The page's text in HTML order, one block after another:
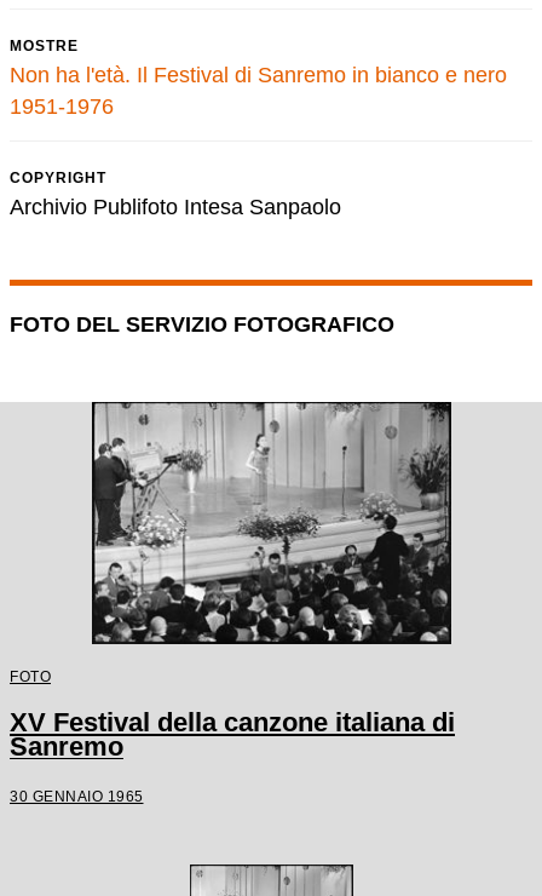
MOSTRE
Non ha l'età. Il Festival di Sanremo in bianco e nero
1951-1976
COPYRIGHT
Archivio Publifoto Intesa Sanpaolo
FOTO DEL SERVIZIO FOTOGRAFICO
FOTO
XV Festival della canzone italiana di
Sanremo
30 GENNAIO 1965